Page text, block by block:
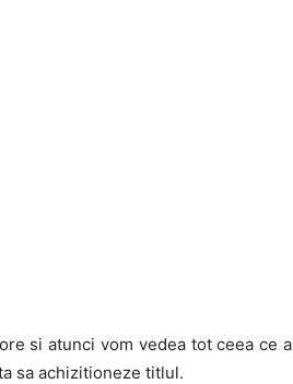
si atunci vom vedea tot ceea ce a
sa achizitioneze titlul.